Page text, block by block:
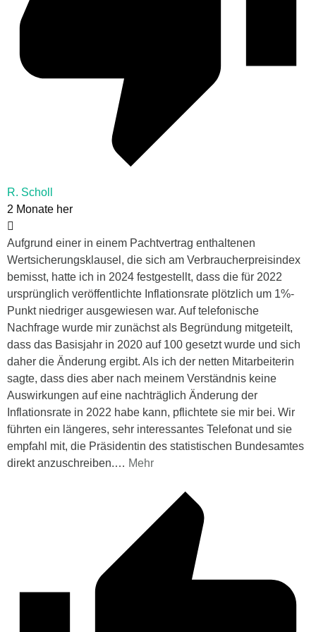
R. Scholl
2 Monate her
Aufgrund einer in einem Pachtvertrag enthaltenen
Wertsicherungsklausel, die sich am Verbraucherpreisindex
bemisst, hatte ich in 2024 festgestellt, dass die für 2022
ursprünglich veröffentlichte Inflationsrate plötzlich um 1%-
Punkt niedriger ausgewiesen war. Auf telefonische
Nachfrage wurde mir zunächst als Begründung mitgeteilt,
dass das Basisjahr in 2020 auf 100 gesetzt wurde und sich
daher die Änderung ergibt. Als ich der netten Mitarbeiterin
sagte, dass dies aber nach meinem Verständnis keine
Auswirkungen auf eine nachträglich Änderung der
Inflationsrate in 2022 habe kann, pflichtete sie mir bei. Wir
führten ein längeres, sehr interessantes Telefonat und sie
empfahl mit, die Präsidentin des statistischen Bundesamtes
direkt anzuschreiben.… Mehr